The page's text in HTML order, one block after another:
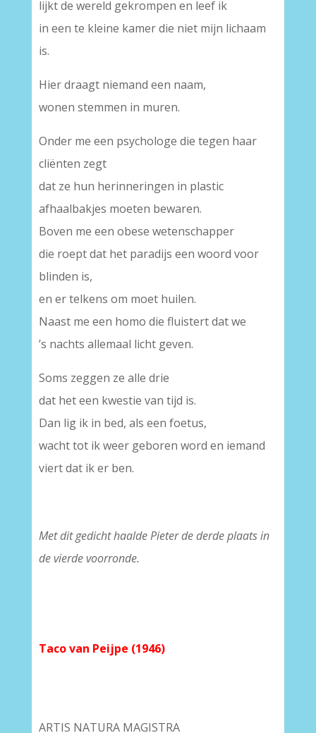
lijkt de wereld gekrompen en leef ik
in een te kleine kamer die niet mijn lichaam
is.
Hier draagt niemand een naam,
wonen stemmen in muren.
Onder me een psychologe die tegen haar
cliënten zegt
dat ze hun herinneringen in plastic
afhaalbakjes moeten bewaren.
Boven me een obese wetenschapper
die roept dat het paradijs een woord voor
blinden is,
en er telkens om moet huilen.
Naast me een homo die fluistert dat we
’s nachts allemaal licht geven.
Soms zeggen ze alle drie
dat het een kwestie van tijd is.
Dan lig ik in bed, als een foetus,
wacht tot ik weer geboren word en iemand
viert dat ik er ben.
Met dit gedicht haalde Pieter de derde plaats in
de vierde voorronde.
Taco van Peijpe (1946)
ARTIS NATURA MAGISTRA